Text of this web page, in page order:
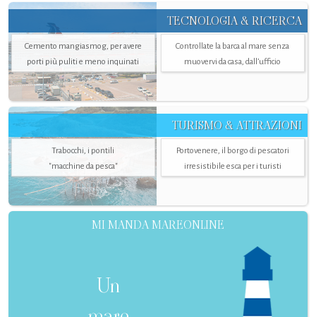
TECNOLOGIA & RICERCA
Cemento mangiasmog, per avere
porti più puliti e meno inquinati
Controllate la barca al mare senza
muovervi da casa, dall’ufficio
TURISMO & ATTRAZIONI
Trabocchi, i pontili
"macchine da pesca"
Portovenere, il borgo di pescatori
irresistibile esca per i turisti
MI MANDA MAREONLINE
Un